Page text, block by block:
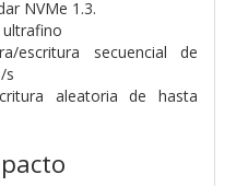
NVMe 1.3.
escritura secuencial de
s
aleatoria de hasta